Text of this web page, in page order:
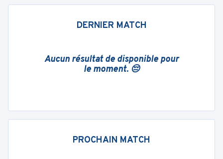
DERNIER MATCH
Aucun résultat de disponible pour
le moment. 😔
PROCHAIN MATCH